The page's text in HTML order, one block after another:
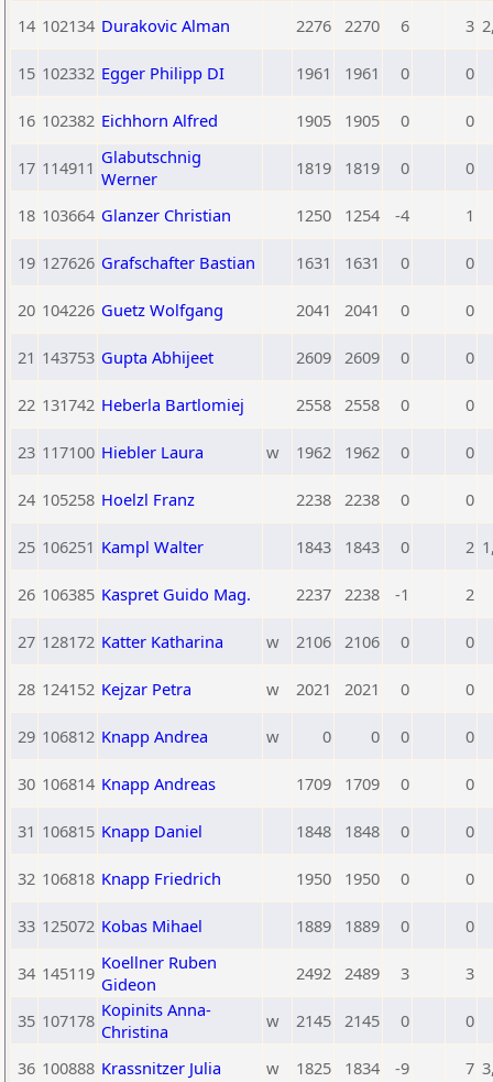
14 102134 Durakovic Alman 2276 2270 6 3
15 102332 Egger Philipp DI 1961 1961 0 0
16 102382 Eichhorn Alfred 1905 1905 0 0
17 114911 Glabutschnig
Werner
1819 1819 0 0
18 103664 Glanzer Christian 1250 1254 -4 1
19 127626 Grafschafter Bastian 1631 1631 0 0
20 104226 Guetz Wolfgang 2041 2041 0 0
21 143753 Gupta Abhijeet 2609 2609 0 0
22 131742 Heberla Bartlomiej 2558 2558 0 0
23 117100 Hiebler Laura w 1962 1962 0 0
24 105258 Hoelzl Franz 2238 2238 0 0
25 106251 Kampl Walter 1843 1843 0 2
26 106385 Kaspret Guido Mag. 2237 2238 -1 2
27 128172 Katter Katharina w 2106 2106 0 0
28 124152 Kejzar Petra w 2021 2021 0 0
29 106812 Knapp Andrea w 0 0 0 0
30 106814 Knapp Andreas 1709 1709 0 0
31 106815 Knapp Daniel 1848 1848 0 0
32 106818 Knapp Friedrich 1950 1950 0 0
33 125072 Kobas Mihael 1889 1889 0 0
34 145119 Koellner Ruben
Gideon
2492 2489 3 3
35 107178 Kopinits Anna-
Christina
w 2145 2145 0 0
36 100888 Krassnitzer Julia w 1825 1834 -9 7